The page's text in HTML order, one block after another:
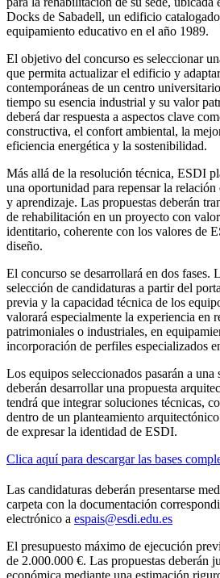
Docks de Sabadell, un edificio
equipamiento educativo en el año 1989.
El objetivo del concurso es seleccionar
que permita actualizar el edificio y
contemporáneas de un centro
tiempo su esencia industrial y su valor
deberá dar respuesta a aspectos clave
constructiva, el confort ambiental, la
eficiencia energética y la sostenibilidad.
Más allá de la resolución técnica, ESDI
una oportunidad para repensar la
y aprendizaje. Las propuestas deberán
de rehabilitación en un proyecto con
identitario, coherente con los valores de
diseño.
El concurso se desarrollará en dos fases.
selección de candidaturas a partir del
previa y la capacidad técnica de los
valorará especialmente la experiencia en
patrimoniales o industriales, en
incorporación de perfiles especializados
Los equipos seleccionados pasarán a una
deberán desarrollar una propuesta
tendrá que integrar soluciones técnicas,
dentro de un planteamiento
de expresar la identidad de ESDI.
Clica aquí para descargar las bases
Las candidaturas deberán presentarse
carpeta con la documentación
electrónico a espais@esdi.edu.es
El presupuesto máximo de ejecución
de 2.000.000 €. Las propuestas deberán
económica mediante una estimación